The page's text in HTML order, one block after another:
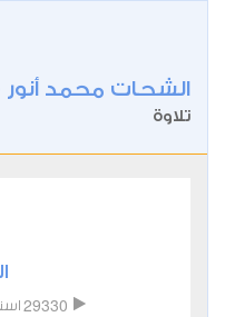
الشحات محمد
تلاوة
29330